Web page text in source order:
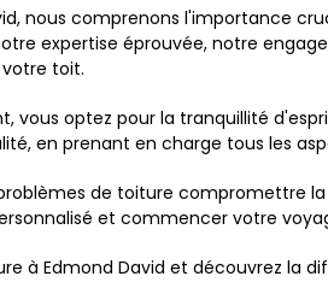
nous comprenons l'importance
expertise éprouvée, notre
toit.
vous optez pour la tranquillité
en prenant en charge tous les
de toiture compromettre
et commencer votre
à Edmond David et découvrez la